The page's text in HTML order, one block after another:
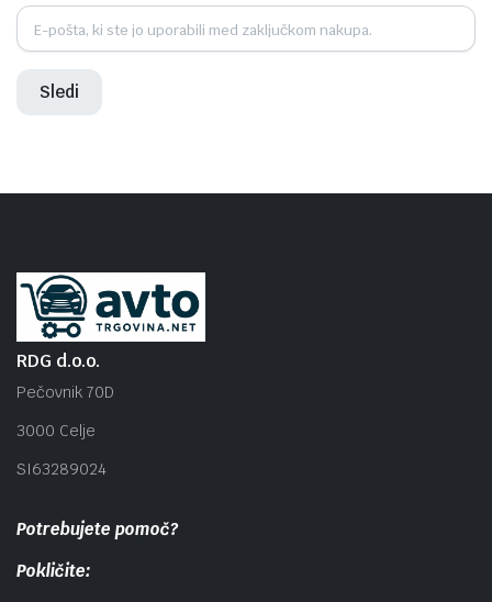
Sledi
RDG d.o.o.
Pečovnik 70D
3000 Celje
SI63289024
Potrebujete pomoč?
Pokličite: